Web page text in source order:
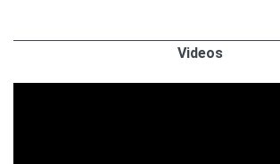
Videos